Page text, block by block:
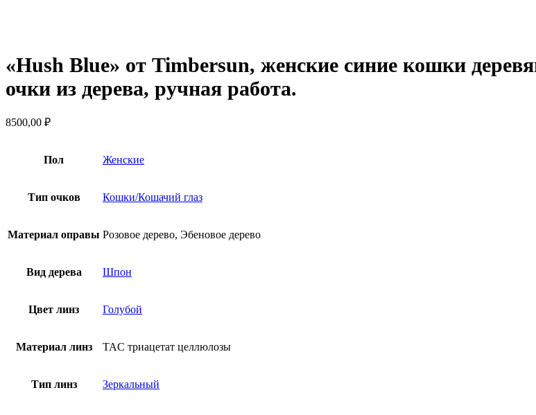
«Hush Blue» от Timbersun, женские синие кошки
очки из дерева, ручная работа.
8500,00 ₽
Пол Женские
Тип очков Кошки/Кошачий глаз
Материал оправы Розовое дерево, Эбеновое дерево
Вид дерева Шпон
Цвет линз Голубой
Материал линз TAC триацетат целлюлозы
Тип линз Зеркальный